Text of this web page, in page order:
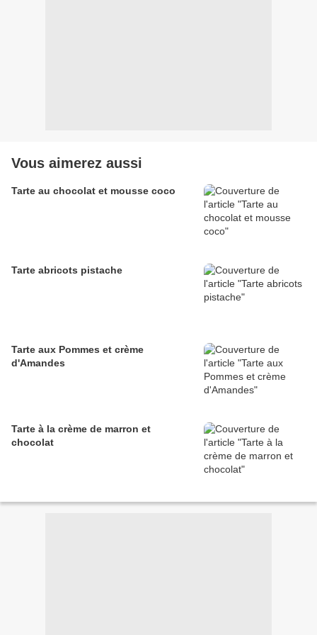
Vous aimerez aussi
Tarte au chocolat et mousse coco
Tarte abricots pistache
Tarte aux Pommes et crème
d'Amandes
Tarte à la crème de marron et
chocolat